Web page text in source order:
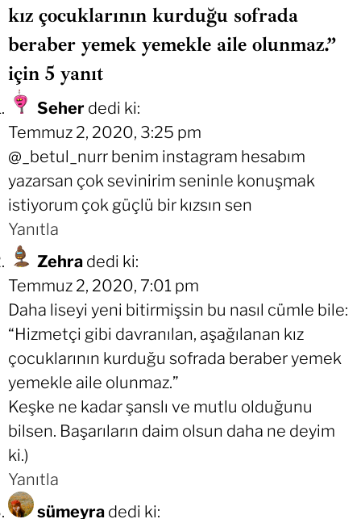
kız çocuklarının kurduğu sofrada
beraber yemek yemekle aile olunmaz.”
için 5 yanıt
Seher dedi ki:
Temmuz 2, 2020, 3:25 pm
@_betul_nurr benim instagram hesabım
yazarsan çok sevinirim seninle konuşmak
istiyorum çok güçlü bir kızsın sen
Yanıtla
Zehra dedi ki:
Temmuz 2, 2020, 7:01 pm
Daha liseyi yeni bitirmişsin bu nasıl cümle bile:
“Hizmetçi gibi davranılan, aşağılanan kız
çocuklarının kurduğu sofrada beraber yemek
yemekle aile olunmaz.”
Keşke ne kadar şanslı ve mutlu olduğunu
bilsen. Başarıların daim olsun daha ne deyim
ki.)
Yanıtla
sümeyra dedi ki: